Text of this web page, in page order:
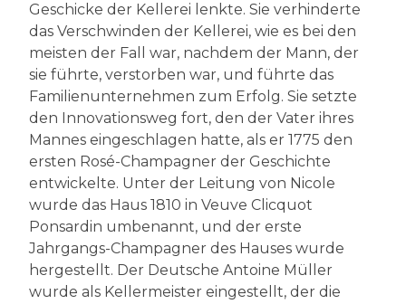
Geschicke der Kellerei lenkte. Sie verhinderte
das Verschwinden der Kellerei, wie es bei den
meisten der Fall war, nachdem der Mann, der
sie führte, verstorben war, und führte das
Familienunternehmen zum Erfolg. Sie setzte
den Innovationsweg fort, den der Vater ihres
Mannes eingeschlagen hatte, als er 1775 den
ersten Rosé-Champagner der Geschichte
entwickelte. Unter der Leitung von Nicole
wurde das Haus 1810 in Veuve Clicquot
Ponsardin umbenannt, und der erste
Jahrgangs-Champagner des Hauses wurde
hergestellt. Der Deutsche Antoine Müller
wurde als Kellermeister eingestellt, der die